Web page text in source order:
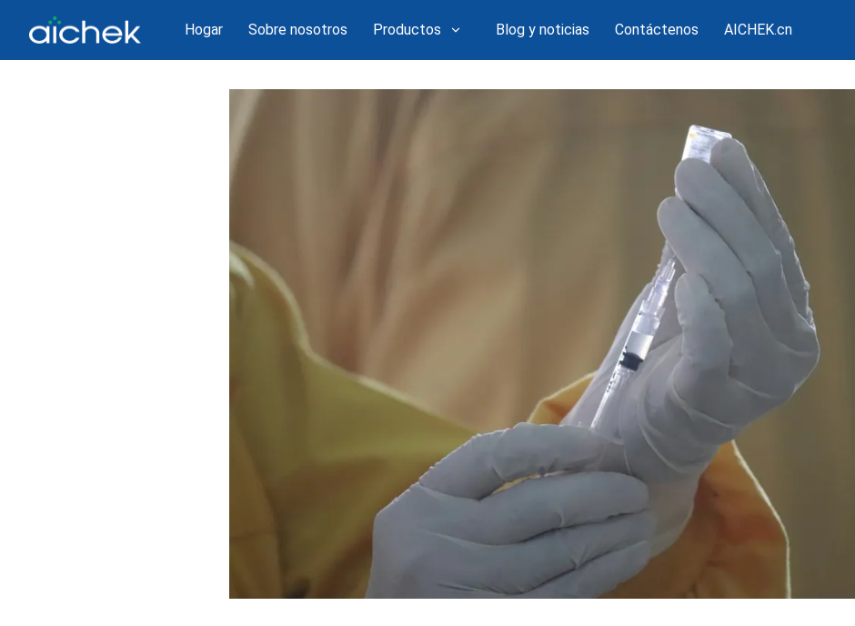
Hogar Sobre nosotros Productos Blog y noticias Contáctenos AICHEK.cn